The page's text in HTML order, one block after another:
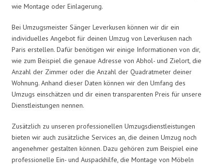
wie Montage oder Einlagerung.
Bei Umzugsmeister Sänger Leverkusen können wir dir ein
individuelles Angebot für deinen Umzug von Leverkusen nach
Paris erstellen. Dafür benötigen wir einige Informationen von dir,
wie zum Beispiel die genaue Adresse von Abhol- und Zielort, die
Anzahl der Zimmer oder die Anzahl der Quadratmeter deiner
Wohnung. Anhand dieser Daten können wir den Umfang des
Umzugs einschätzen und dir einen transparenten Preis für unsere
Dienstleistungen nennen.
Zusätzlich zu unseren professionellen Umzugsdienstleistungen
bieten wir auch zusätzliche Services an, die deinen Umzug noch
angenehmer gestalten können. Dazu gehören zum Beispiel eine
professionelle Ein- und Auspackhilfe, die Montage von Möbeln